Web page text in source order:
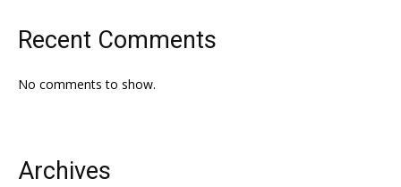
Recent Comments
No comments to show.
Archives